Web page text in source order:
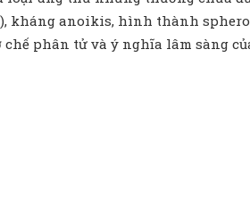
kháng anoikis, hình thành
phân tử và ý nghĩa lâm sàng